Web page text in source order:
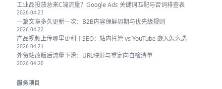
工业品投放总来C端流量？Google Ads 关键词匹配与否词排查表
2026-04-23
一篇文章多久更新一次：B2B内容保鲜周期与优先级规则
2026-04-22
产品视频上传哪里更利于SEO：站内托管 vs YouTube 嵌入怎么选
2026-04-21
外贸站改版后流量下滑：URL映射与重定向自检清单
2026-04-20
服务项目